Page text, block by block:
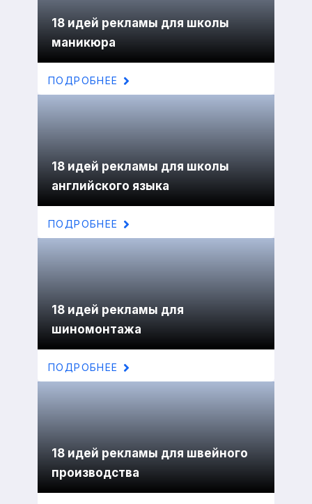
18 идей рекламы для школы
маникюра
ПОДРОБНЕЕ
18 идей рекламы для школы
английского языка
ПОДРОБНЕЕ
18 идей рекламы для
шиномонтажа
ПОДРОБНЕЕ
18 идей рекламы для швейного
производства